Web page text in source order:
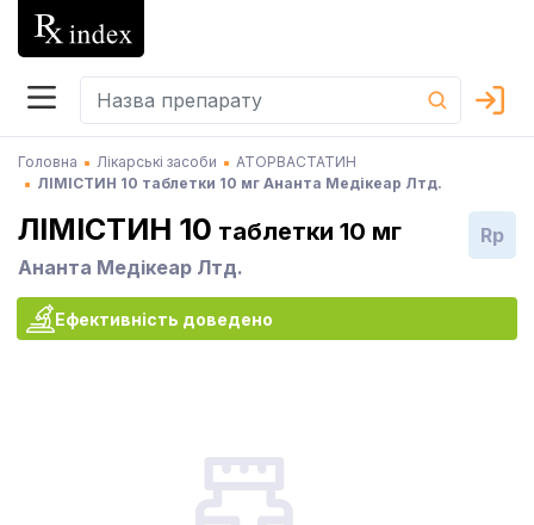
Головна Лікарські засоби
АТОРВАСТАТИН
ЛІМІСТИН 10 таблетки 10 мг Ананта Медікеар Лтд.
ЛІМІСТИН 10 таблетки 10 мг
Ананта Медікеар Лтд.
Rp
Ефективність доведено